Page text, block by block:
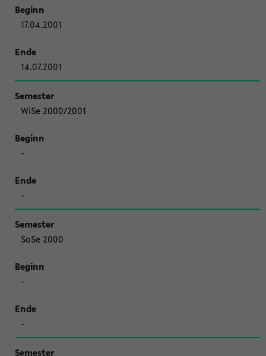
17.04.2001
14.07.2001
WiSe 2000/2001
-
-
SoSe 2000
-
-